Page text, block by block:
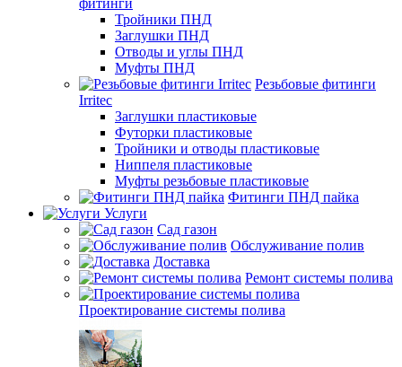
Тройники ПНД
Заглушки ПНД
Отводы и углы ПНД
Муфты ПНД
Резьбовые фитинги
Irritec
Заглушки пластиковые
Футорки пластиковые
Тройники и отводы пластиковые
Ниппеля пластиковые
Муфты резьбовые пластиковые
Фитинги ПНД пайка
Услуги
Сад газон
Обслуживание полив
Доставка
Ремонт системы полива
Проектирование системы полива